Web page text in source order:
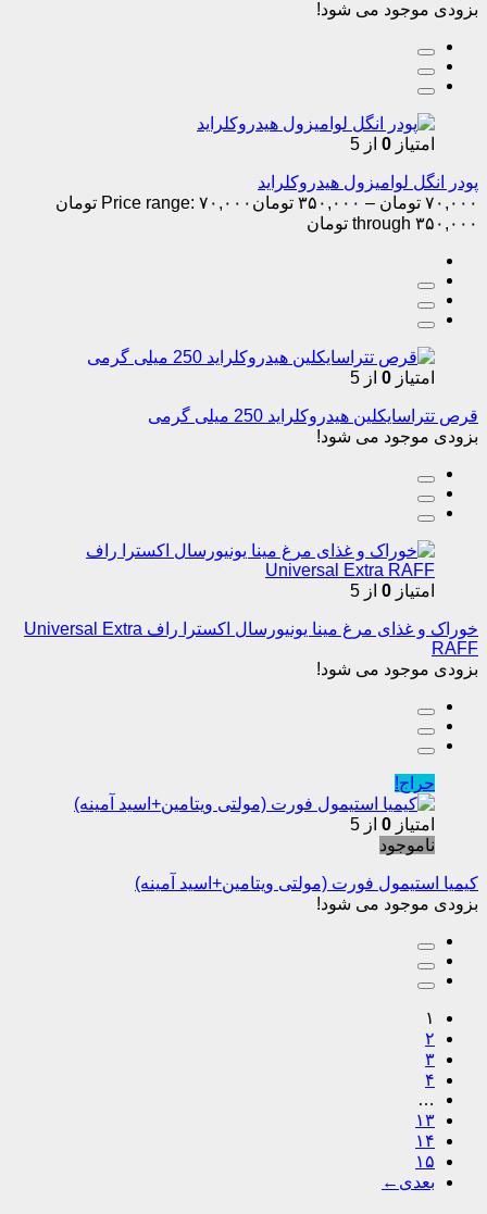
بزودی موجود می شود!
امتیاز 0 از 5
پودر انگل لوامیزول هیدروکلراید
۷۰,۰۰۰ تومان – ۳۵۰,۰۰۰ تومان
Price range: ۷۰,۰۰۰ تومان
through ۳۵۰,۰۰۰ تومان
امتیاز 0 از 5
قرص تتراسایکلین هیدروکلراید 250 میلی گرمی
بزودی موجود می شود!
امتیاز 0 از 5
خوراک و غذای مرغ مینا یونیورسال اکسترا راف Universal Extra
RAFF
بزودی موجود می شود!
حراج!
امتیاز 0 از 5
ناموجود
کیمیا استیمول فورت (مولتی ویتامین+اسید آمینه)
بزودی موجود می شود!
۱
۲
۳
۴
…
۱۳
۱۴
۱۵
←